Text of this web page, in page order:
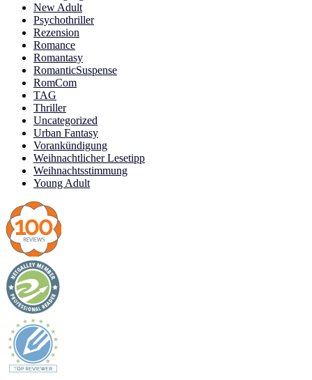
New Adult
Psychothriller
Rezension
Romance
Romantasy
RomanticSuspense
RomCom
TAG
Thriller
Uncategorized
Urban Fantasy
Vorankündigung
Weihnachtlicher Lesetipp
Weihnachtsstimmung
Young Adult